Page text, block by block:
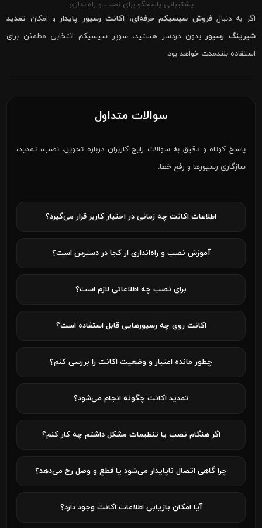
پشتیبانی پاسخگو برای نصب و راه‌اندازی
اگر به دنبالفروش سیسیکم حرفه‌ای، اکانت رسیور پایدارو امکان تمدید
شیرینگ رسیوربدون دردسر هستید، سوپر سیسیکم انتخابی مطمئن برای
استفاده بلندمدت خواهد بود.
سوالات متداول
پاسخ کوتاه و دقیق به سوالات رایج کاربران درباره تحویل، نصب، تمدید،
سازگاری رسیورها و رفع خطا.
اطلاعات اکانت چه زمانی در اختیار کاربر قرار می‌گیرد؟
آموزش نصب و راه‌اندازی از کجا در دسترس است؟
برای نصب چه اطلاعاتی لازم است؟
اکانت روی چه رسیورهایی قابل استفاده است؟
چطور مانده اعتبار و وضعیت اکانت را بررسی کنم؟
تمدید اکانت چگونه انجام می‌شود؟
اگر هنگام نصب یا تنظیمات مشکل داشتم چه کار کنم؟
چرا گاهی اتصال ناپایدار می‌شود یا قطع و وصل رخ می‌دهد؟
آیا امکان بازیابی اطلاعات اکانت وجود دارد؟